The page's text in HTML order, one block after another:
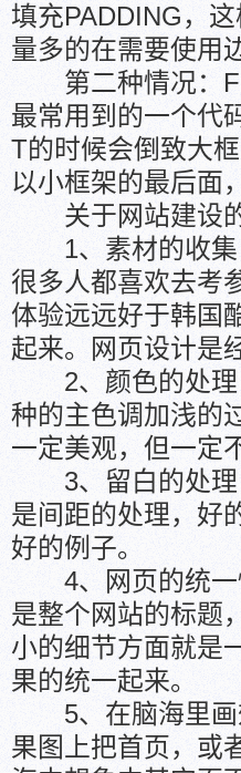
填充PADDING，
量多的在需要使用
第二种情况：
最常用到的一个代
T的时候会倒致大
以小框架的最后面
关于网站建设的
1、素材的收集
很多人都喜欢去考
体验远远好于韩国
起来。网页设计是
2、颜色的处理
种的主色调加浅的
一定美观，但一定
3、留白的处理
是间距的处理，好
好的例子。
4、网页的统一
是整个网站的标题
小的细节方面就是
果的统一起来。
5、在脑海里画
果图上把首页，或